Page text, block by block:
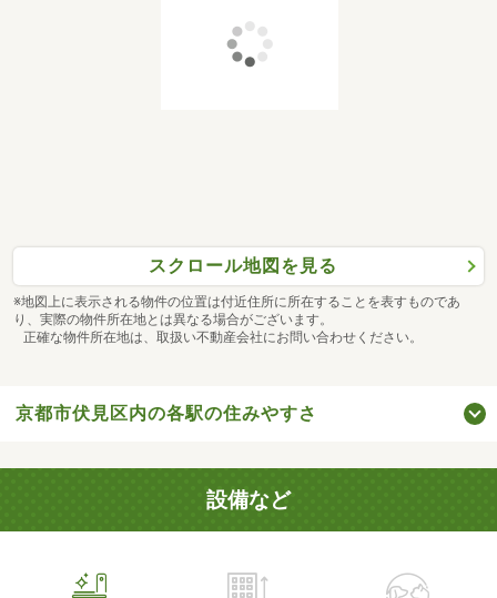
スクロール地図を見る
※地図上に表示される物件の位置は付近住所に所在することを表すものであ
り、実際の物件所在地とは異なる場合がございます。
正確な物件所在地は、取扱い不動産会社にお問い合わせください。
京都市伏見区内の各駅の住みやすさ
設備など